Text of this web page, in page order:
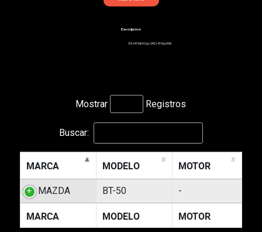
Descripcion:
(DU47880055-2RZ) 47X55X88
Mostrar Registros
Buscar:
MARCA MODELO MOTOR
MAZDA BT-50 -
MARCA MODELO MOTOR